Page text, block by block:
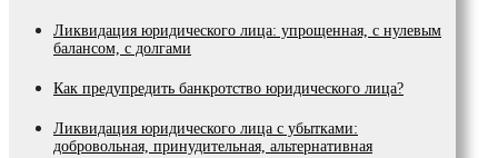
Ликвидация юридического лица: упрощенная, с нулевым
балансом, с долгами
Как предупредить банкротство юридического лица?
Ликвидация юридического лица с убытками:
добровольная, принудительная, альтернативная